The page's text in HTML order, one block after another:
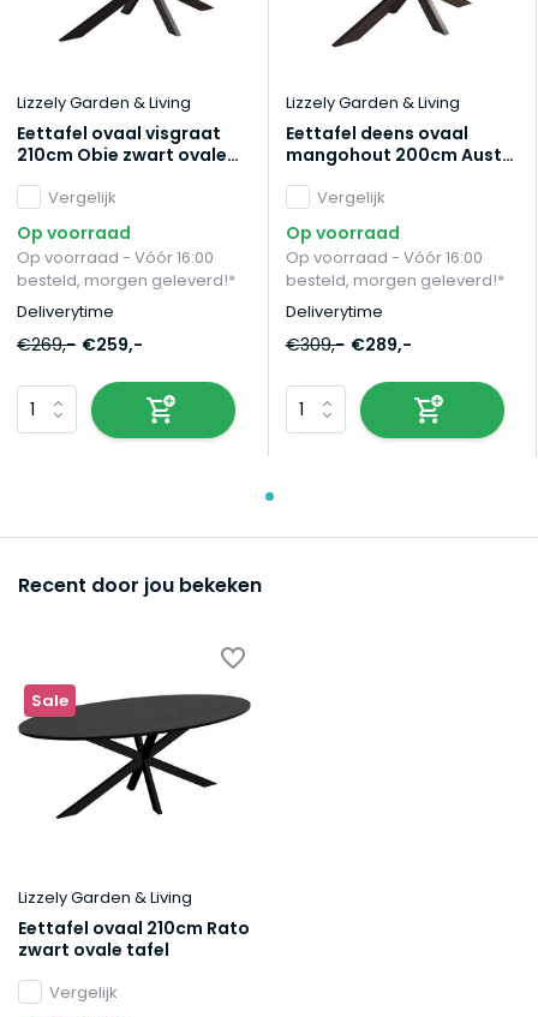
Lizzely Garden & Living
Eettafel ovaal visgraat
210cm Obie zwart ovale
Vergelijk
Op voorraad
Op voorraad - Vóór 16:00
besteld, morgen geleverd!*
Deliverytime
€269,- €259,-
Lizzely Garden & Living
Eettafel deens ovaal
mangohout 200cm Austin
duurzaam mango
Vergelijk
Op voorraad
Op voorraad - Vóór 16:00
besteld, morgen geleverd!*
Deliverytime
€309,- €289,-
Recent door jou bekeken
Sale
Lizzely Garden & Living
Eettafel ovaal 210cm Rato
zwart ovale tafel
Vergelijk